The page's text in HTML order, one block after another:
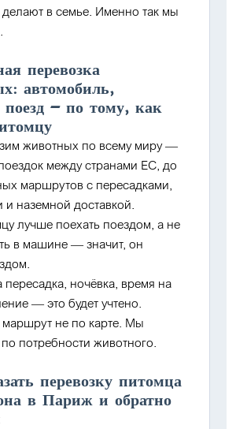
делают в семье. Именно так мы
перевозка
автомобиль,
поезд — по тому, как
животных по всему миру —
между странами ЕС, до
маршрутов с пересадками,
и наземной доставкой.
лучше поехать поездом, а не
в машине — значит, он
ночёвка, время на
— это будет учтено.
не по карте. Мы
потребности животного.
перевозку питомца
в Париж и обратно